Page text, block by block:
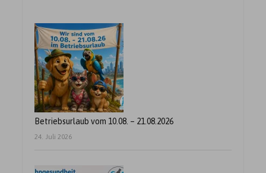
Betriebsurlaub vom 10.08. – 21.08.2026
24. Juli 2026